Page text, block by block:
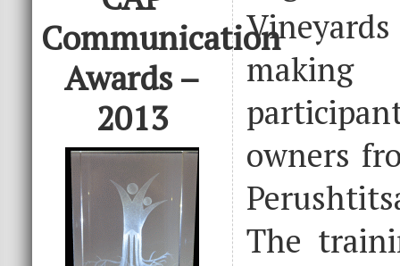
Communication
Awards –
2013
owners
The